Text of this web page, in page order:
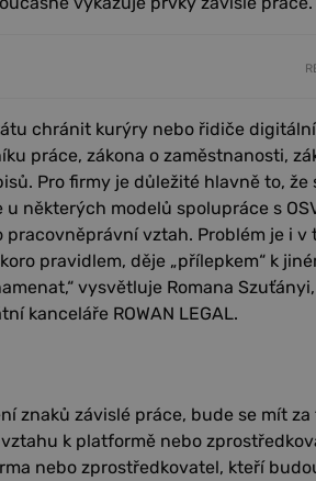
chránit kurýry nebo řidiče
práce, zákona o zaměstnanosti,
Pro firmy je důležité hlavně to, že
některých modelů spolupráce s
vztah. Problém je i v
pravidlem, děje „přílepkem“ k
vysvětluje Romana Szuťányi,
kanceláře ROWAN LEGAL.
znaků závislé práce, bude se mít za
k platformě nebo
nebo zprostředkovatel, kteří